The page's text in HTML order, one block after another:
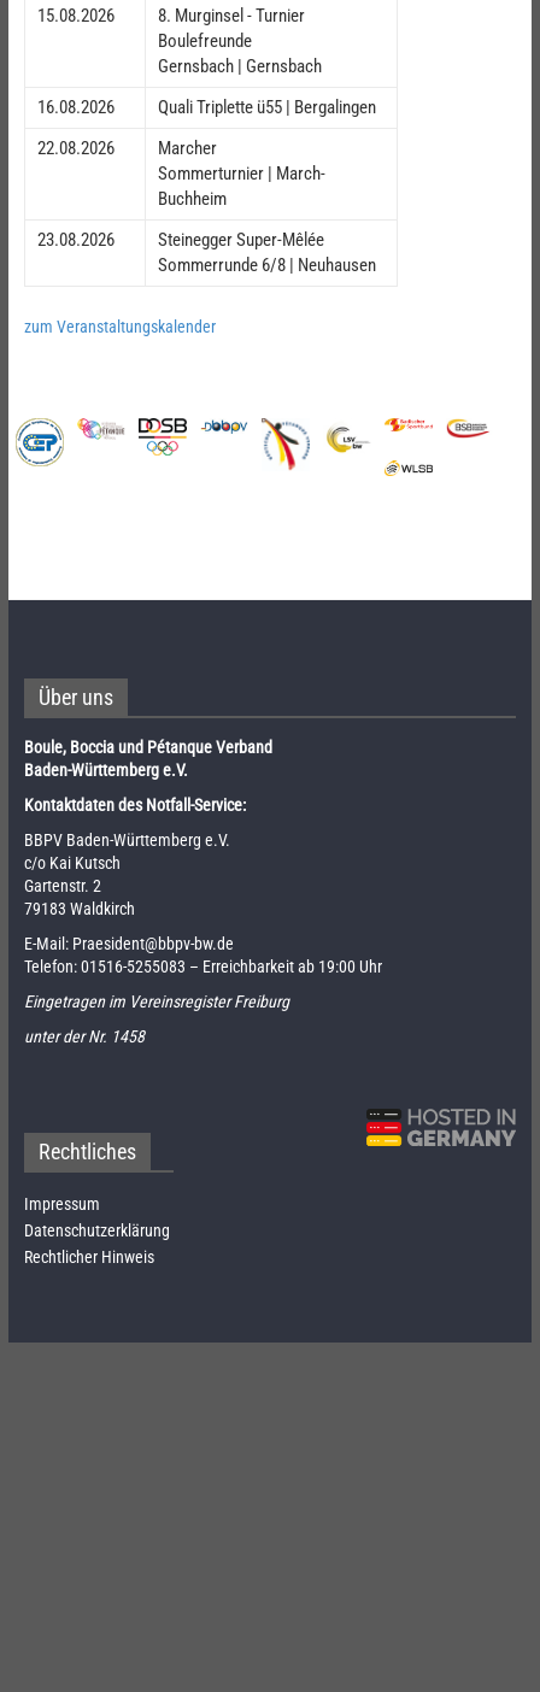
15.08.2026
8. Murginsel - Turnier
Boulefreunde
Gernsbach | Gernsbach
16.08.2026
Quali Triplette ü55 | Bergalingen
22.08.2026
Marcher
Sommerturnier | March-
Buchheim
23.08.2026
Steinegger Super-Mêlée
Sommerrunde 6/8 | Neuhausen
zum Veranstaltungskalender
Über uns
Boule, Boccia und Pétanque Verband
Baden-Württemberg e.V.
Kontaktdaten des Notfall-Service:
BBPV Baden-Württemberg e.V.
c/o Kai Kutsch
Gartenstr. 2
79183 Waldkirch
E-Mail: Praesident@bbpv-bw.de
Telefon:01516-5255083 – Erreichbarkeit ab 19:00 Uhr
Eingetragen im Vereinsregister Freiburg
unter der Nr. 1458
Rechtliches
Impressum
Datenschutzerklärung
Rechtlicher Hinweis